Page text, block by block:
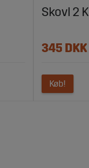
Skovl 2 K
345 DKK
Køb!